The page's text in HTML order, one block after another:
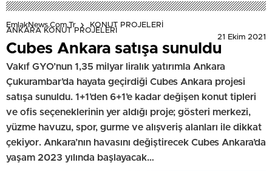
EmlakNews.com.tr KONUT PROJELERİ
ANKARA KONUT PROJELERİ
21 Ekim 2021
Cubes Ankara satışa sunuldu
Vakıf GYO’nun 1,35 milyar liralık yatırımla Ankara
Çukurambar’da hayata geçirdiği Cubes Ankara projesi
satışa sunuldu. 1+1’den 6+1’e kadar değişen konut tipleri
ve ofis seçeneklerinin yer aldığı proje; gösteri merkezi,
yüzme havuzu, spor, gurme ve alışveriş alanları ile dikkat
çekiyor. Ankara’nın havasını değiştirecek Cubes Ankara’da
yaşam 2023 yılında başlayacak…